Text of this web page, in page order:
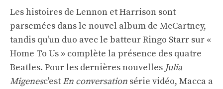
Les histoires de Lennon et Harrison sont
parsemées dans le nouvel album de McCartney,
tandis qu'un duo avec le batteur Ringo Starr sur «
Home To Us » complète la présence des quatre
Beatles. Pour les dernières nouvelles Julia
Migenesc'est En conversation série vidéo, Macca a